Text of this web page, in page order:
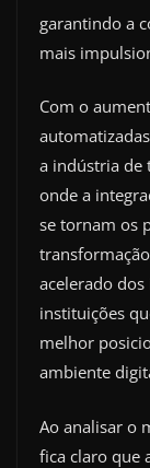
garantindo a
mais
Com o
a indústria de
onde a
se tornam os
acelerado
instituições
melhor
ambiente
Ao analisar o
fica claro que